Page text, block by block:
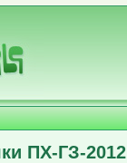
ПХ-ГЗ-2012